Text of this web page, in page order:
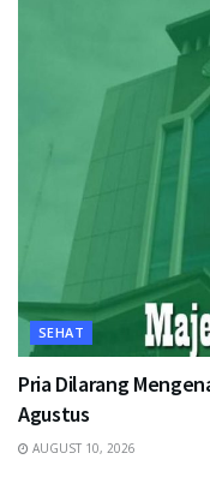
SEHAT
Pria Dilarang
Agustus
AUGUST 10, 2026